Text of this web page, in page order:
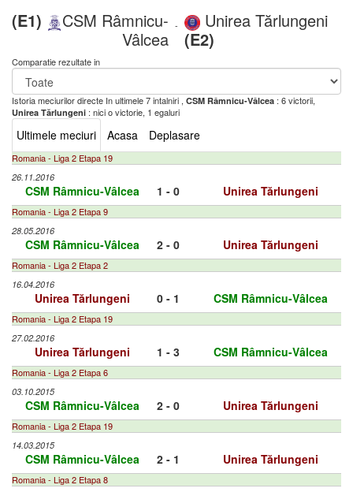
(E1)
CSM Râmnicu-
Vâlcea
-
Unirea Tărlungeni
(E2)
Comparatie rezultate in
Istoria meciurilor directe In ultimele 7 intalniri , CSM Râmnicu-Vâlcea : 6 victorii,
Unirea Tărlungeni : nici o victorie, 1 egaluri
Ultimele meciuri Acasa Deplasare
Romania - Liga 2 Etapa 19
26.11.2016
CSM Râmnicu-Vâlcea 1 - 0 Unirea Tărlungeni
Romania - Liga 2 Etapa 9
28.05.2016
CSM Râmnicu-Vâlcea 2 - 0 Unirea Tărlungeni
Romania - Liga 2 Etapa 2
16.04.2016
Unirea Tărlungeni 0 - 1 CSM Râmnicu-Vâlcea
Romania - Liga 2 Etapa 19
27.02.2016
Unirea Tărlungeni 1 - 3 CSM Râmnicu-Vâlcea
Romania - Liga 2 Etapa 6
03.10.2015
CSM Râmnicu-Vâlcea 2 - 0 Unirea Tărlungeni
Romania - Liga 2 Etapa 19
14.03.2015
CSM Râmnicu-Vâlcea 2 - 1 Unirea Tărlungeni
Romania - Liga 2 Etapa 8